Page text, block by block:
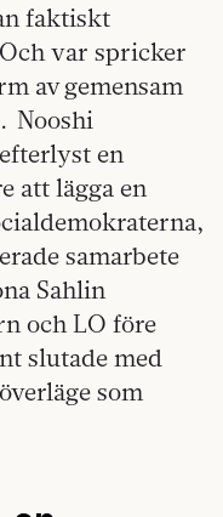
faktiskt
var spricker
av gemensam
Nooshi
en
att lägga en
samarbete
Sahlin
och LO före
slutade med
som